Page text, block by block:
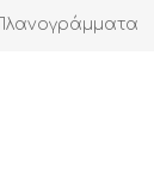
Πλανογράμματα